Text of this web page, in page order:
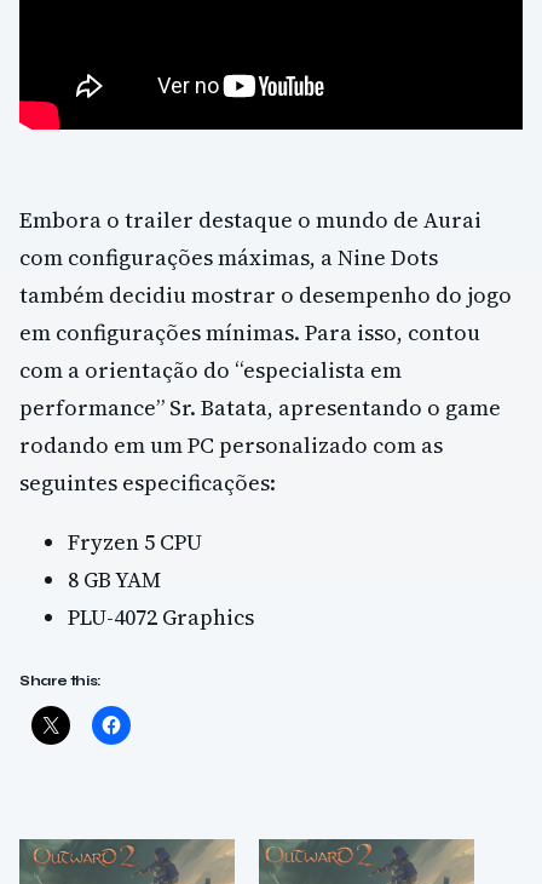
Embora o trailer destaque o mundo de Aurai
com configurações máximas, a Nine Dots
também decidiu mostrar o desempenho do jogo
em configurações mínimas. Para isso, contou
com a orientação do “especialista em
performance” Sr. Batata, apresentando o game
rodando em um PC personalizado com as
seguintes especificações:
Fryzen 5 CPU
8 GB YAM
PLU-4072 Graphics
Share this: